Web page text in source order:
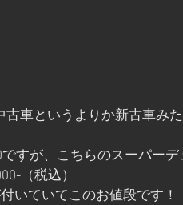
古車というよりか新古車み
すが、こちらのスーパー
（税込）
いていてこのお値段です！